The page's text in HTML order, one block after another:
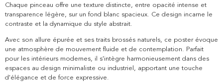
Chaque pinceau offre une texture distincte, entre opacité intense et
transparence légère, sur un fond blanc spacieux. Ce design incarne le
contraste et la dynamique du style abstrait.
Avec son allure épurée et ses traits brossés naturels, ce poster évoque
une atmosphère de mouvement fluide et de contemplation. Parfait
pour les intérieurs modernes, il s'intègre harmonieusement dans des
espaces au design minimaliste ou industriel, apportant une touche
d'élégance et de force expressive.